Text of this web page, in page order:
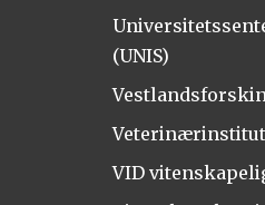
(UNIS)
VID